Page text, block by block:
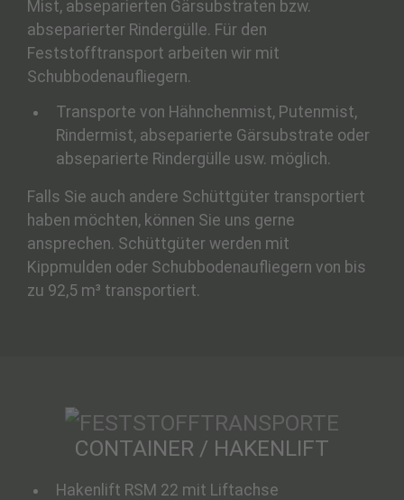
Mist, abseparierten Gärsubstraten bzw.
abseparierter Rindergülle. Für den
Feststofftransport arbeiten wir mit
Schubbodenaufliegern.
Transporte von Hähnchenmist, Putenmist,
Rindermist, abseparierte Gärsubstrate oder
abseparierte Rindergülle usw. möglich.
Falls Sie auch andere Schüttgüter transportiert
haben möchten, können Sie uns gerne
ansprechen. Schüttgüter werden mit
Kippmulden oder Schubbodenaufliegern von bis
zu 92,5 m³ transportiert.
CONTAINER / HAKENLIFT
Hakenlift RSM 22 mit Liftachse